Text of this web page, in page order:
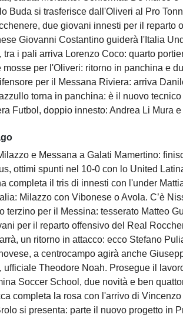
Buda si trasferisce dall'Oliveri al Pro
due giovani innesti per il reparto
Giovanni Costantino guiderà l'Italia
i pali arriva Lorenzo Coco: quarto portiere
mosse per l'Oliveri: ritorno in panchina e
per il Messana Riviera: arriva
torna in panchina: è il nuovo tecnico del
Futbol, doppio innesto: Andrea Li Mura e
e Messana a Galati Mamertino: finisce 2-1
ottimi spunti nel 10-0 con lo United Latina.
completa il tris di innesti con l'under
Milazzo con Vibonese o Avola. C’è Nissa-Igea.
terzino per il Messina: tesserato Matteo
per il reparto offensivo del Real
un ritorno in attacco: ecco Stefano
a centrocampo agirà anche
ufficiale Theodore Noah. Prosegue il
Soccer School, due novità e ben
completa la rosa con l'arrivo di
si presenta: parte il nuovo progetto in